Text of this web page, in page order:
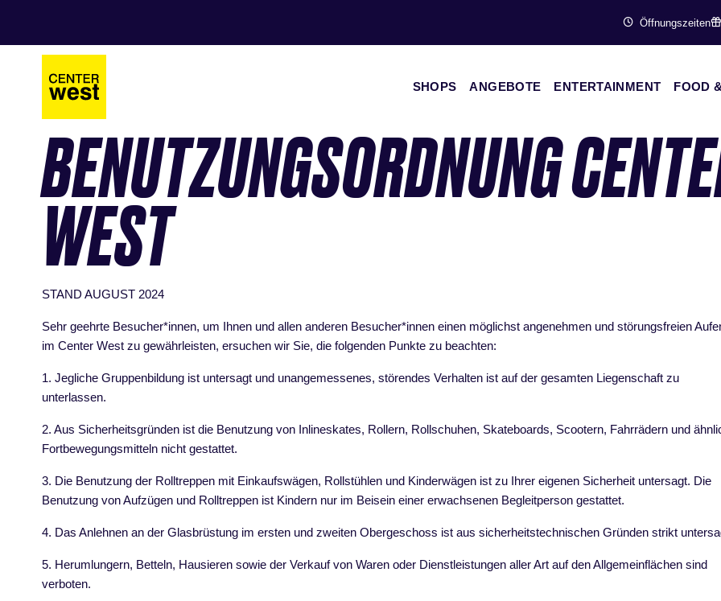
Öffnungszeiten
SHOPS ANGEBOTE ENTERTAINMENT FOOD
BENUTZUNGSORDNUNG
WEST
STAND AUGUST 2024
Sehr geehrte Besucher*innen, um Ihnen und allen anderen Besucher*innen einen möglichst angenehmen und störungsfreien
im Center West zu gewährleisten, ersuchen wir Sie, die folgenden Punkte zu beachten:
1. Jegliche Gruppenbildung ist untersagt und unangemessenes, störendes Verhalten ist auf der gesamten Liegenschaft zu
unterlassen.
2. Aus Sicherheitsgründen ist die Benutzung von Inlineskates, Rollern, Rollschuhen, Skateboards, Scootern, Fahrrädern und
Fortbewegungsmitteln nicht gestattet.
3. Die Benutzung der Rolltreppen mit Einkaufswägen, Rollstühlen und Kinderwägen ist zu Ihrer eigenen Sicherheit untersagt. Die
Benutzung von Aufzügen und Rolltreppen ist Kindern nur im Beisein einer erwachsenen Begleitperson gestattet.
4. Das Anlehnen an der Glasbrüstung im ersten und zweiten Obergeschoss ist aus sicherheitstechnischen Gründen strikt
5. Herumlungern, Betteln, Hausieren sowie der Verkauf von Waren oder Dienstleistungen aller Art auf den Allgemeinflächen sind
verboten.